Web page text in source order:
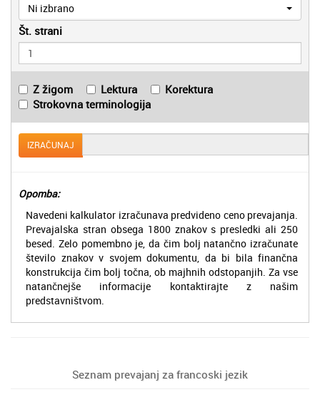
Ni izbrano
Št. strani
Z žigom Lektura
Korektura
Strokovna terminologija
IZRAČUNAJ
Opomba:
Navedeni kalkulator izračunava predvideno ceno prevajanja.
Prevajalska stran obsega 1800 znakov s presledki ali 250
besed. Zelo pomembno je, da čim bolj natančno izračunate
število znakov v svojem dokumentu, da bi bila finančna
konstrukcija čim bolj točna, ob majhnih odstopanjih. Za vse
natančnejše informacije kontaktirajte z našim
predstavništvom.
Seznam prevajanj za francoski jezik